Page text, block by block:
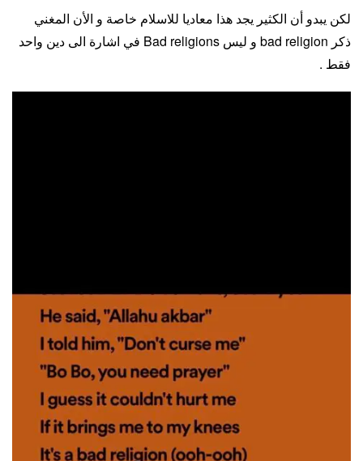
لكن يبدو أن الكثير يجد هذا معاديا للاسلام خاصة و الأن المغني
ذكر bad religion و ليس Bad religions في اشارة الى دين واحد
فقط .